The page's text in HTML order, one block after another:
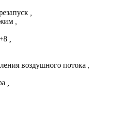
воздушного потока